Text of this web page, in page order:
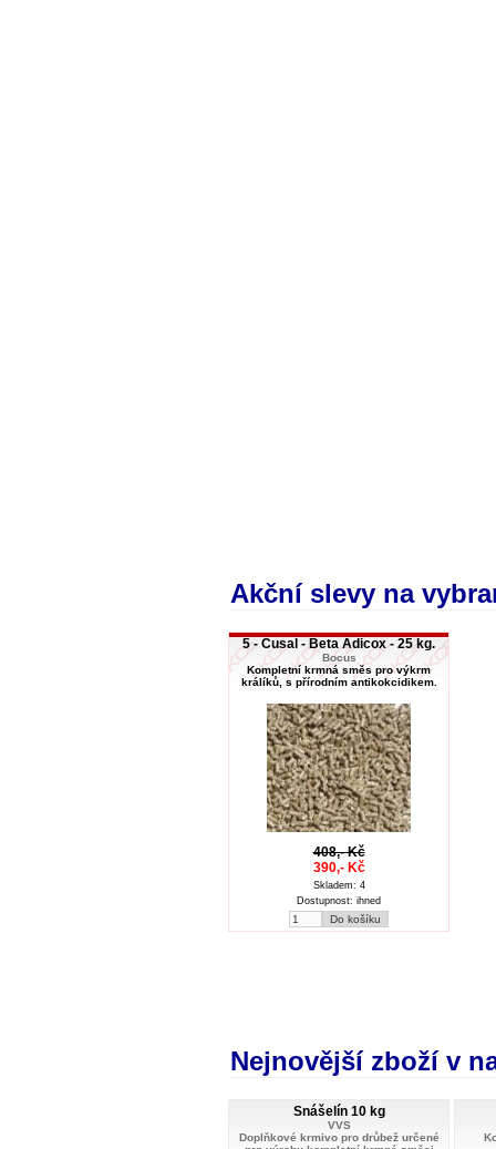
Akční slevy na
5 - Cusal - Beta Adicox - 25 kg.
Bocus
Kompletní krmná směs pro výkrm
králíků, s přírodním antikokcidikem.
408,- Kč
390,- Kč
Skladem: 4
Dostupnost: ihned
Nejnovější zboží v
Snášelín 10 kg
VVS
Doplňkové krmivo pro drůbež určené